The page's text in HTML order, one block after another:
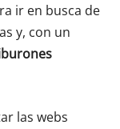
ir en busca de
y, con un
las webs